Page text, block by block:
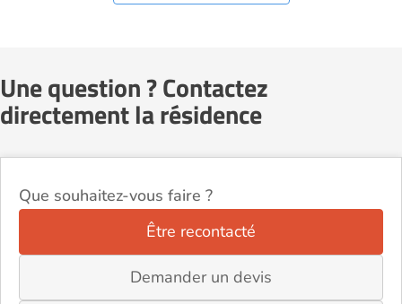
Une question ? Contactez
directement la résidence
Que souhaitez-vous faire ?
Être recontacté
Demander un devis